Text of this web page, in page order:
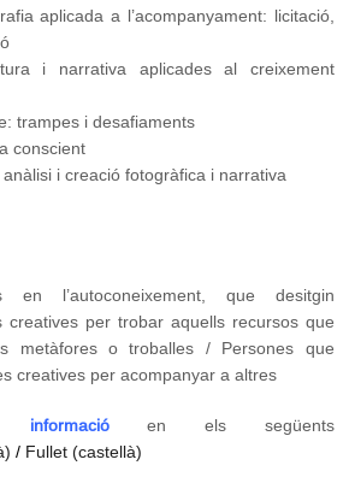
aplicada a l’acompanyament: licitació,
i narrativa aplicades al creixement
trampes i desafiaments
conscient
i creació fotogràfica i narrativa
en l’autoconeixement, que desitgin
creatives per trobar aquells recursos que
metàfores o troballes / Persones que
creatives per acompanyar a altres
informacióen els següents
/ Fullet (castellà)